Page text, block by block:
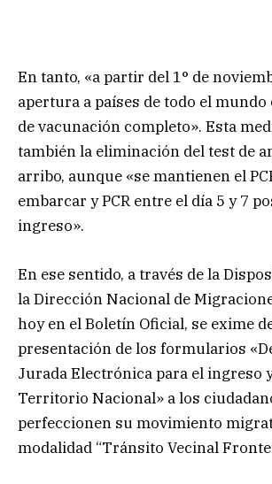
En tanto, «a partir del 1° de
apertura a países de todo el mundo
de vacunación completo». Esta
también la eliminación del test de
arribo, aunque «se mantienen el
embarcar y PCR entre el día 5 y 7
ingreso».
En ese sentido, a través de la
la Dirección Nacional de
hoy en el Boletín Oficial, se exime
presentación de los formularios
Jurada Electrónica para el ingreso
Territorio Nacional» a los
perfeccionen su movimiento
modalidad “Tránsito Vecinal